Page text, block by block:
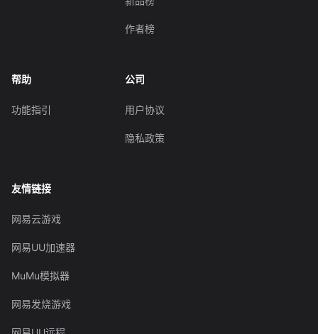
作者榜
帮助
功能指引
公司
用户协议
隐私政策
友情链接
网易云游戏
网易UU加速器
MuMu模拟器
网易发烧游戏